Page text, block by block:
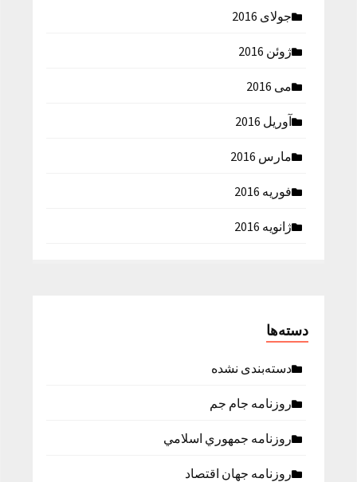
جولای 2016
ژوئن 2016
می 2016
آوریل 2016
مارس 2016
فوریه 2016
ژانویه 2016
دسته‌ها
دسته‌بندی نشده
روزنامه جام جم
روزنامه جمهوري اسلامي
روزنامه جهان اقتصاد